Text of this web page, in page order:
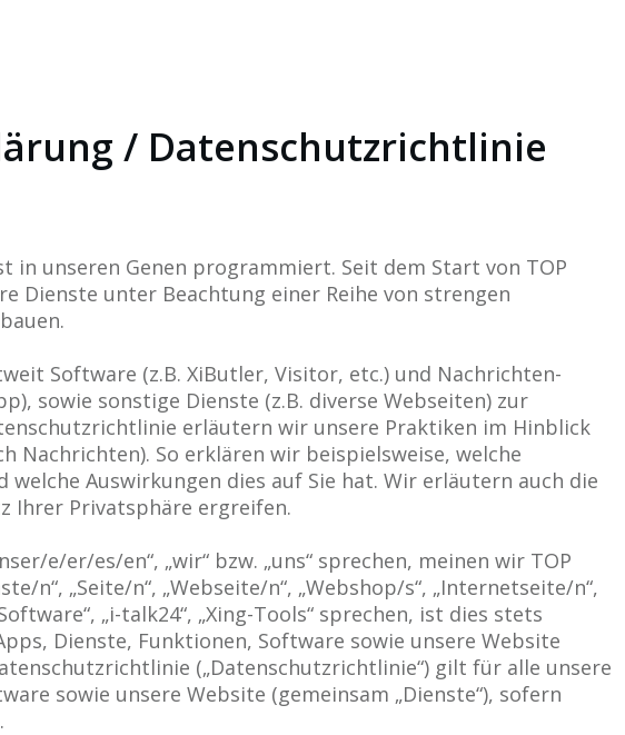
/ Datenschutzrichtlinie
in unseren Genen programmiert. Seit dem Start von TOP
Dienste unter Beachtung einer Reihe von strengen
Software (z.B. XiButler, Visitor, etc.) und Nachrichten-
sowie sonstige Dienste (z.B. diverse Webseiten) zur
erläutern wir unsere Praktiken im Hinblick
Nachrichten). So erklären wir beispielsweise, welche
Auswirkungen dies auf Sie hat. Wir erläutern auch die
Ihrer Privatsphäre ergreifen.
e/er/es/en“, „wir“ bzw. „uns“ sprechen, meinen wir TOP
n“, „Seite/n“, „Webseite/n“, „Webshop/s“, „Internetseite/n“,
„i-talk24“, „Xing-Tools“ sprechen, ist dies stets
Dienste, Funktionen, Software sowie unsere Website
(„Datenschutzrichtlinie“) gilt für alle unsere
sowie unsere Website (gemeinsam „Dienste“), sofern